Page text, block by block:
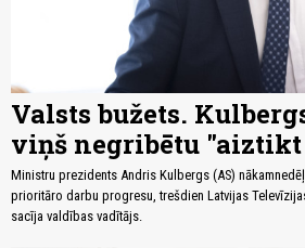
Valsts bužets.
viņš negribētu
Ministru prezidents Andris Kulbergs (AS)
prioritāro darbu progresu, trešdien Latvijas
sacīja valdības vadītājs.